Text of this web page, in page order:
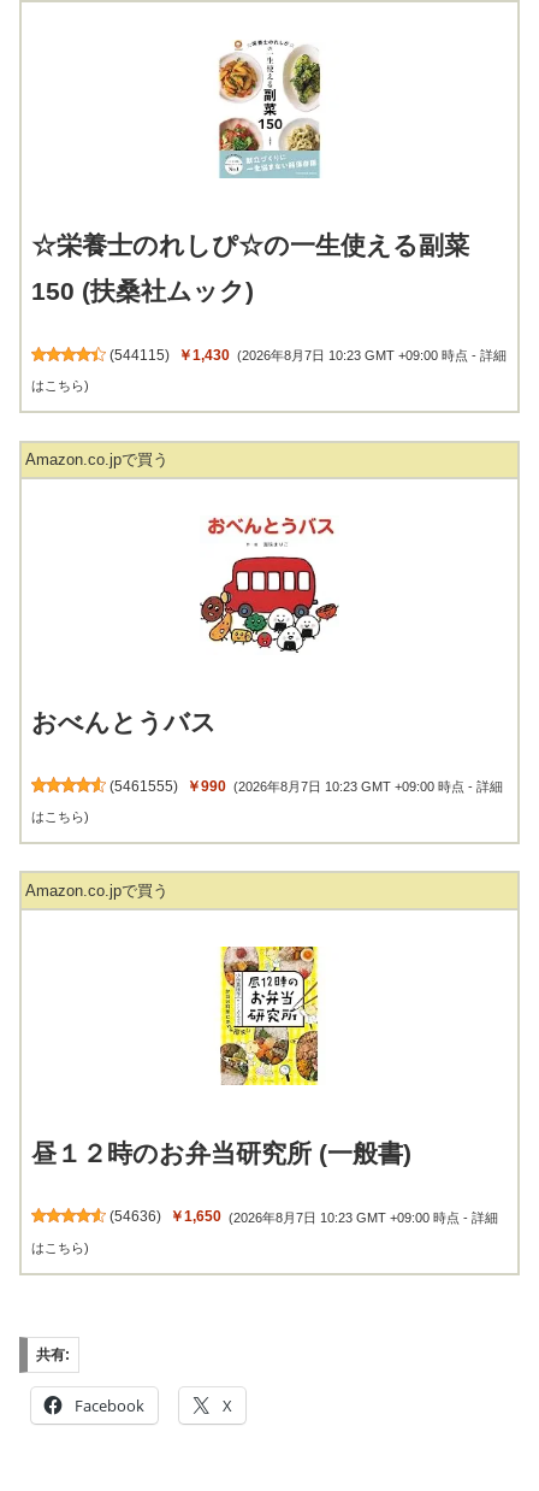
☆栄養士のれしぴ☆の一生使える副菜
150 (扶桑社ムック)
(544115) ￥1,430 (2026年8月7日 10:23 GMT +09:00 時点 -詳細
はこちら)
Amazon.co.jpで買う
おべんとうバス
(5461555) ￥990 (2026年8月7日 10:23 GMT +09:00 時点 -詳細
はこちら)
Amazon.co.jpで買う
昼１２時のお弁当研究所 (一般書)
(54636) ￥1,650 (2026年8月7日 10:23 GMT +09:00 時点 -詳細
はこちら)
共有:
Facebook X